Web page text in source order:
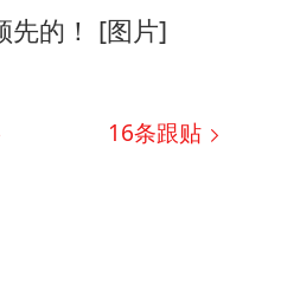
先的！ [图片]
16条跟贴